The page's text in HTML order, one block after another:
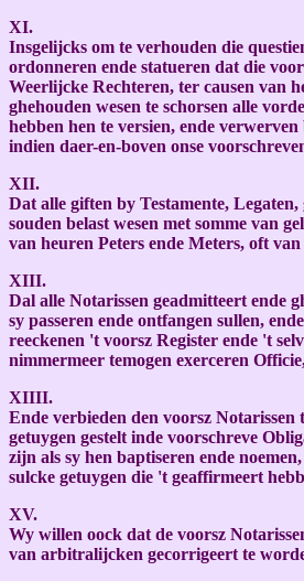
XI.
Insgelijcks om te verhouden die
ordonneren ende statueren dat die
Weerlijcke Rechteren, ter causen van
ghehouden wesen te schorsen alle
hebben hen te versien, ende
indien daer-en-boven onse
XII.
Dat alle giften by Testamente,
souden belast wesen met somme van
van heuren Peters ende Meters, oft
XIII.
Dal alle Notarissen geadmitteert ende
sy passeren ende ontfangen sullen,
reeckenen 't voorsz Register ende 't
nimmermeer temogen exerceren
XIIII.
Ende verbieden den voorsz
getuygen gestelt inde voorschreve
zijn als sy hen baptiseren ende
sulcke getuygen die 't geaffirmeert
XV.
Wy willen oock dat de voorsz
van arbitralijcken gecorrigeert te